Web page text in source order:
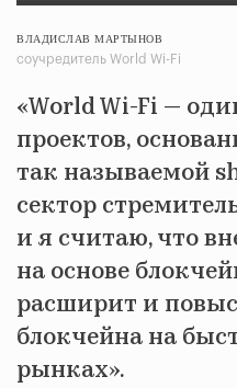
ВЛАДИСЛАВ МАРТЫНОВ
соучредитель World Wi-Fi
«World Wi-Fi —
проектов,
так называемой
сектор
и я считаю, что
на основе
расширит и
блокчейна на
рынках».